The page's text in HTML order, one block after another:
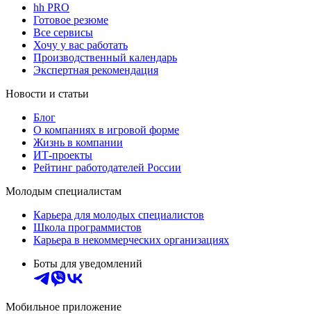
hh PRO
Готовое резюме
Все сервисы
Хочу у вас работать
Производственный календарь
Экспертная рекомендация
Новости и статьи
Блог
О компаниях в игровой форме
Жизнь в компании
ИТ-проекты
Рейтинг работодателей России
Молодым специалистам
Карьера для молодых специалистов
Школа программистов
Карьера в некоммерческих организациях
Боты для уведомлений
Мобильное приложение